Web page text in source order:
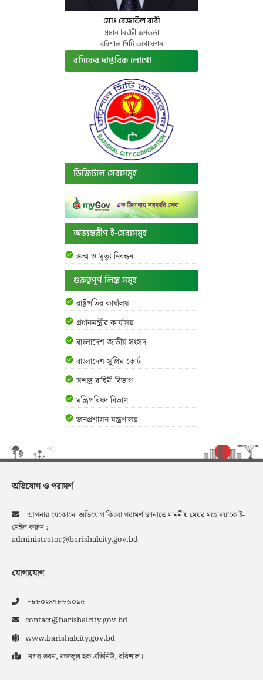
মোঃ রেজাউল বারী
প্রধান নির্বাহী কর্মকর্তা
বরিশাল সিটি কর্পোরেশন
বসিকের দাপ্তরিক লোগো
ডিজিটাল সেবাসমূহ
অভ্যন্তরীণ ই-সেবাসমূহ
জন্ম ও মৃত্যু নিবন্ধন
গুরুত্বপূর্ণ লিঙ্ক সমূহ
রাষ্ট্রপতির কার্যালয়
প্রধানমন্ত্রীর কার্যালয়
বাংলাদেশ জাতীয় সংসদ
বাংলাদেশ সুপ্রিম কোর্ট
সশস্ত্র বাহিনী বিভাগ
মন্ত্রিপরিষদ বিভাগ
জনপ্রশাসন মন্ত্রণালয়
অভিযোগ ও পরামর্শ
আপনার যেকোনো অভিযোগ কিংবা পরামর্শ জানাতে মাননীয় মেয়র মহোদয়’কে ই-
মেইল করুন :
administrator@barishalcity.gov.bd
যোগাযোগ
+৮৮০২৪৭৮৮৬০১৫
contact@barishalcity.gov.bd
www.barishalcity.gov.bd
নগর ভবন, ফজলুল হক এভিনিউ, বরিশাল।